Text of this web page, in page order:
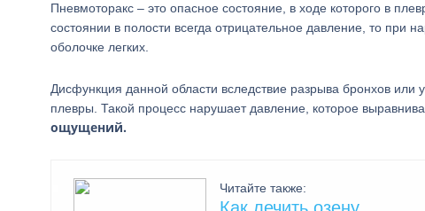
Пневмоторакс – это опасное состояние, в ходе которого в
состоянии в полости всегда отрицательное давление, то при
оболочке легких.
Дисфункция данной области вследствие разрыва бронхов или
плевры. Такой процесс нарушает давление, которое
ощущений.
Читайте также: